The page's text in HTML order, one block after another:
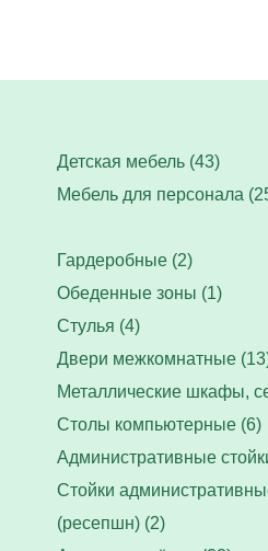
Детская мебель (43)
Мебель для персонала
Гардеробные (2)
Обеденные зоны (1)
Стулья (4)
Двери межкомнатные
Металлические шкафы,
Столы компьютерные (6)
Административные
Стойки
(ресепшн) (2)